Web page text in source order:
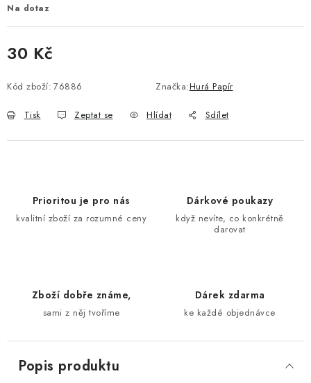
Na dotaz
30 Kč
Kód zboží: 76886 Značka:Hurá Papír
Tisk Zeptat se Hlídat Sdílet
Prioritou je pro nás
kvalitní zboží za rozumné ceny
Dárkové poukazy
když nevíte, co konkrétně
darovat
Zboží dobře známe,
sami z něj tvoříme
Dárek zdarma
ke každé objednávce
Popis produktu